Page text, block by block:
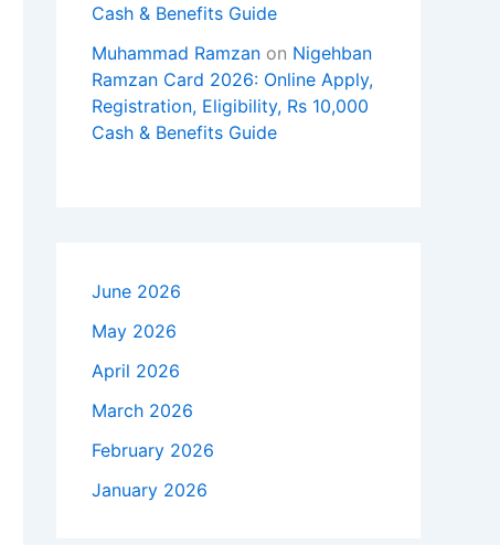
Cash & Benefits Guide
Muhammad Ramzan on Nigehban
Ramzan Card 2026: Online Apply,
Registration, Eligibility, Rs 10,000
Cash & Benefits Guide
June 2026
May 2026
April 2026
March 2026
February 2026
January 2026